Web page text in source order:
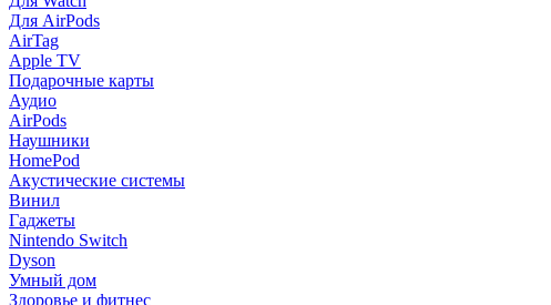
Для AirPods
AirTag
Apple TV
Подарочные карты
Аудио
AirPods
Наушники
HomePod
Акустические системы
Винил
Гаджеты
Nintendo Switch
Dyson
Умный дом
Здоровье и фитнес